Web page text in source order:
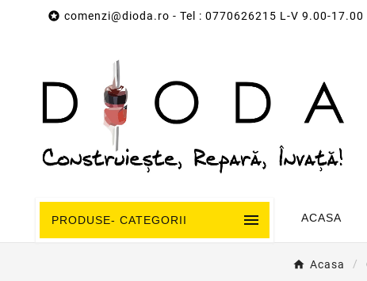
 comenzi@dioda.ro - Tel : 0770626215 L-V 9.00-17.00
PRODUSE- CATEGORII  ACASA
Acasa